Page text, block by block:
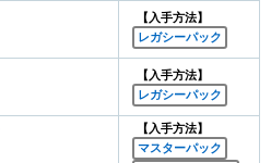
【入手方法】
レガシーパック
【入手方法】
レガシーパック
【入手方法】
マスターパック